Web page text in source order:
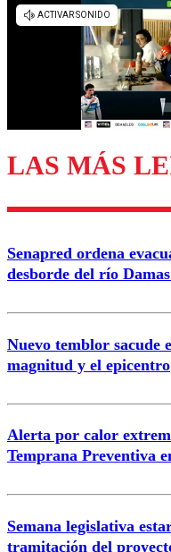
LAS MÁS
Senapred ordena
desborde del río
Nuevo temblor sacude
magnitud y el epicentro
Alerta por calor
Temprana Preventiva
Semana legislativa
tramitación del